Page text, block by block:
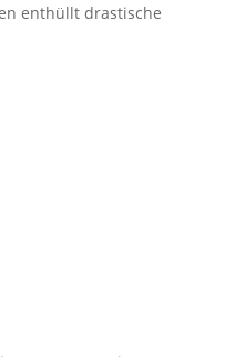
enthüllt drasti­sche